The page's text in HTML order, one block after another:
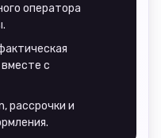
оператора
с
рассрочки и